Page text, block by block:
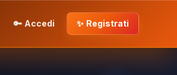
🔑 Accedi ✨ Registrati